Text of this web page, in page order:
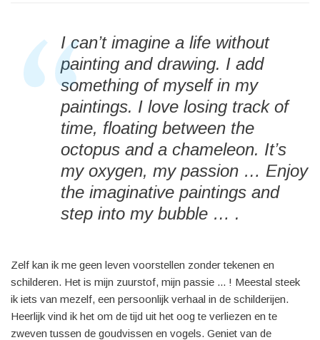
I can’t imagine a life without
painting and drawing. I add
something of myself in my
paintings. I love losing track of
time, floating between the
octopus and a chameleon. It’s
my oxygen, my passion … Enjoy
the imaginative paintings and
step into my bubble … .
Zelf kan ik me geen leven voorstellen zonder tekenen en
schilderen. Het is mijn zuurstof, mijn passie ... ! Meestal steek
ik iets van mezelf, een persoonlijk verhaal in de schilderijen.
Heerlijk vind ik het om de tijd uit het oog te verliezen en te
zweven tussen de goudvissen en vogels. Geniet van de